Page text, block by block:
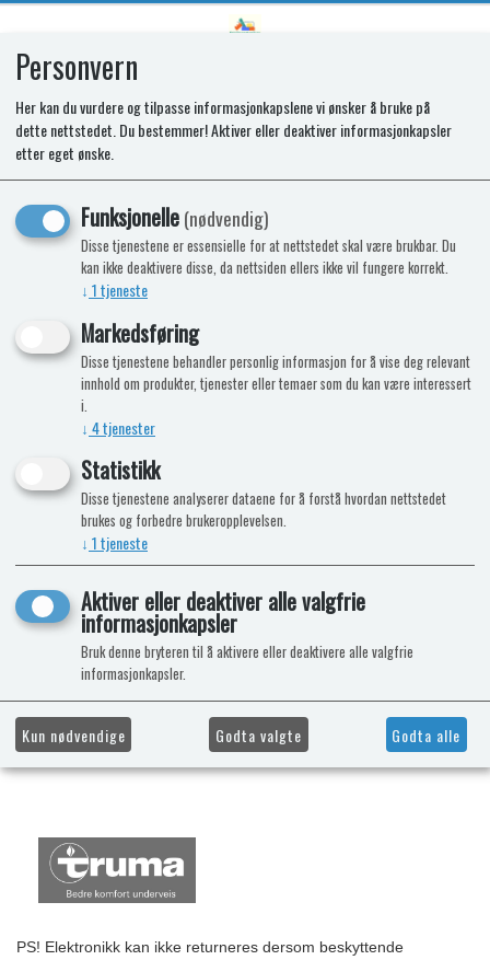
Elektronikk Mover SX
PS! Elektronikk kan ikke returneres dersom beskyttende
Personvern
Her kan du vurdere og tilpasse informasjonkapslene vi ønsker å bruke på
dette nettstedet. Du bestemmer! Aktiver eller deaktiver informasjonkapsler
etter eget ønske.
Funksjonelle(nødvendig)
Disse tjenestene er essensielle for at nettstedet skal være brukbar. Du
kan ikke deaktivere disse, da nettsiden ellers ikke vil fungere korrekt.
↓ 1tjeneste
Markedsføring
Disse tjenestene behandler personlig informasjon for å vise deg relevant
innhold om produkter, tjenester eller temaer som du kan være interessert
i.
↓ 4tjenester
Statistikk
Disse tjenestene analyserer dataene for å forstå hvordan nettstedet
brukes og forbedre brukeropplevelsen.
↓ 1tjeneste
Aktiver eller deaktiver alle valgfrie
informasjonkapsler
Bruk denne bryteren til å aktivere eller deaktivere alle valgfrie
informasjonkapsler.
Kun nødvendige Godta valgte Godta alle